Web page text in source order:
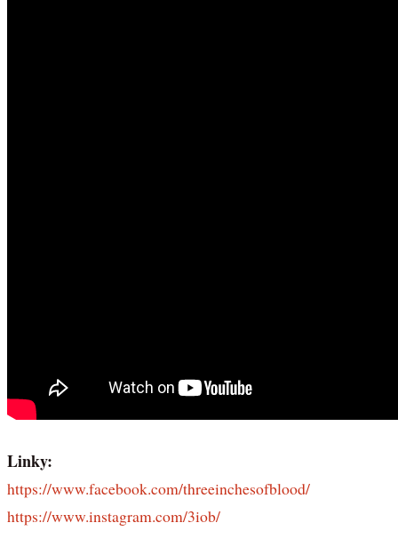
Linky:
https://www.facebook.com/threeinchesofblood/
https://www.instagram.com/3iob/